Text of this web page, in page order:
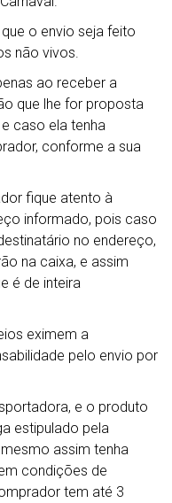
o envio seja feito
não vivos.
ao receber a
que lhe for proposta
caso ela tenha
conforme a sua
fique atento à
informado, pois caso
no endereço,
na caixa, e assim
é de inteira
eximem a
pelo envio por
e o produto
estipulado pela
assim tenha
condições de
tem até 3